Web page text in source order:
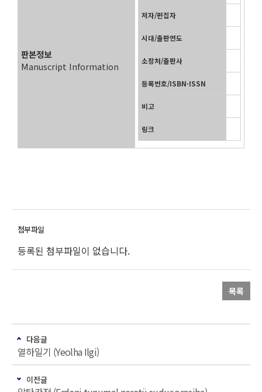
판본정보
Manuscript Information
저자/편집자
시대/출판연도
소장처/출판사
등록번호/ISBN·ISSN
비고
링크
등록된 첨부파일이 없습니다.
목록
다음글
열하일기 (Yeolha Ilgi)
이전글